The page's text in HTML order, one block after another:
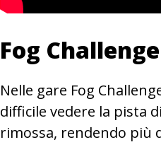
Fog Challenge
Nelle gare Fog
difficile vedere la pista
rimossa, rendendo più